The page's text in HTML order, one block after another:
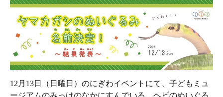
12月13日（日曜日）のにぎわイベントにて、子どもミュ